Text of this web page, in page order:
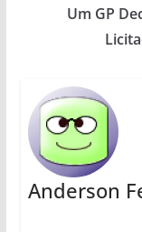
Um GP
Anderson